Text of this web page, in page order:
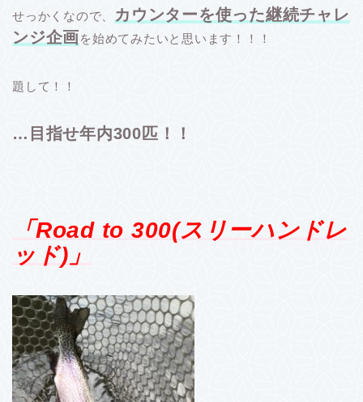
せっかくなので、
カウンターを使った継続チャレ
ンジ企画を始めてみたいと思います！！！
題して！！
…目指せ年内300匹！！
「Road to 300(スリーハンドレ
ッド)」